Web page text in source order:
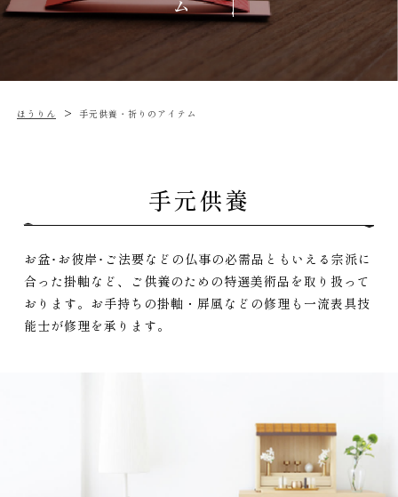
ほうりん > 手元供養・祈りのアイテム
手元供養
お盆･お彼岸･ご法要などの仏事の必需品ともいえる宗派に
合った掛軸など、ご供養のための特選美術品を取り扱って
おります。お手持ちの掛軸・屏風などの修理も一流表具技
能士が修理を承ります。